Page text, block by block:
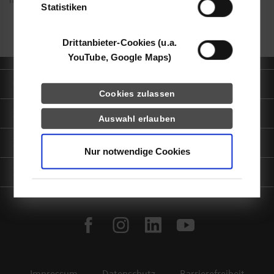
Statistiken
Drittanbieter-Cookies (u.a.
YouTube, Google Maps)
Cookies zulassen
Auswahl erlauben
Nur notwendige Cookies
Quicklinks
Informationen für
Kontaktinfo
facebookinstagramlinkedinyoutube